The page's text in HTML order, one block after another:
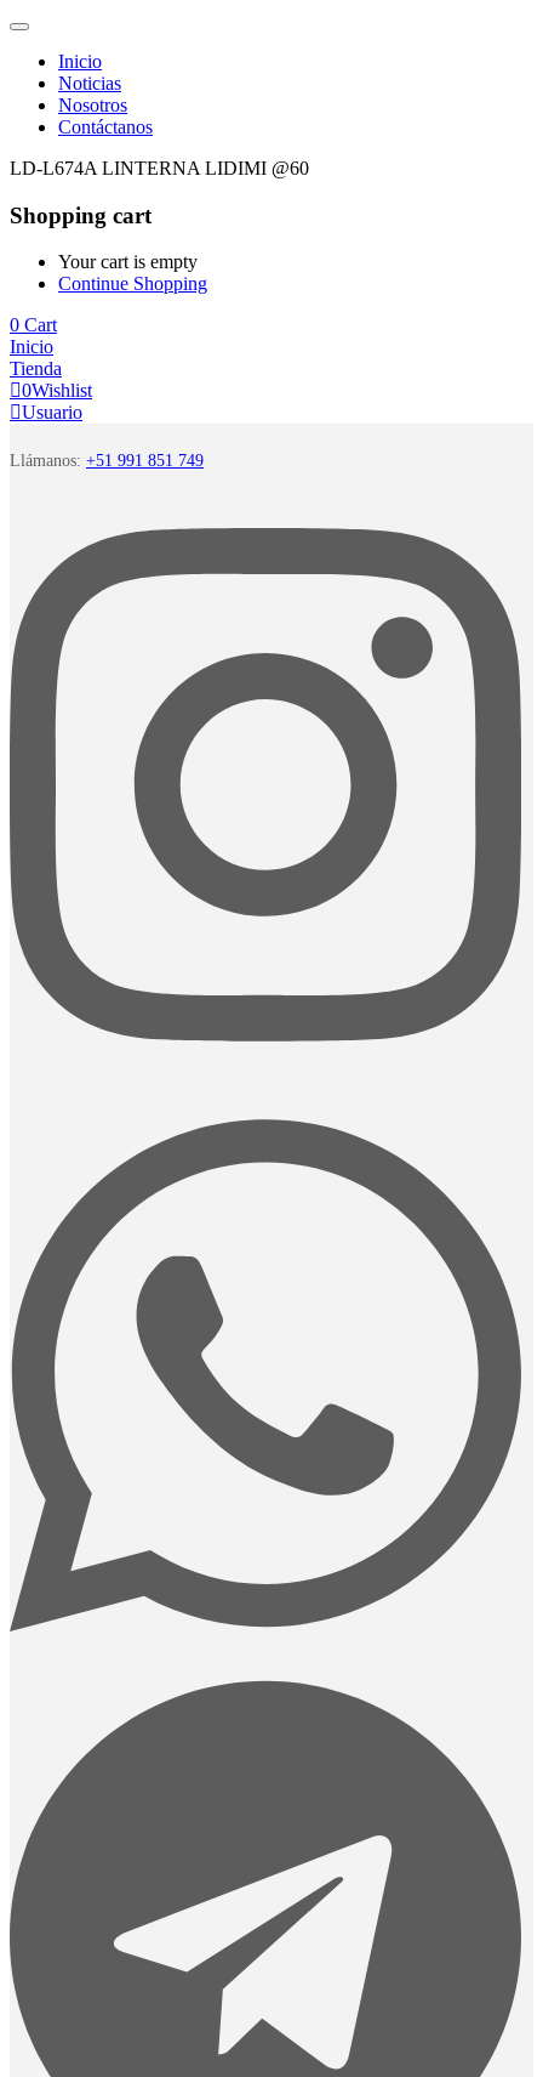
Inicio
Noticias
Nosotros
Contáctanos
LD-L674A LINTERNA LIDIMI @60
Shopping cart
Your cart is empty
Continue Shopping
0 Cart
Inicio
Tienda
0Wishlist
Usuario
Llámanos: +51 991 851 749